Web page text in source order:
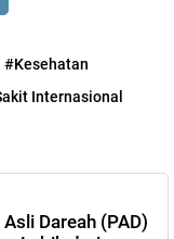
#Kesehatan
Internasional
Dareah (PAD)